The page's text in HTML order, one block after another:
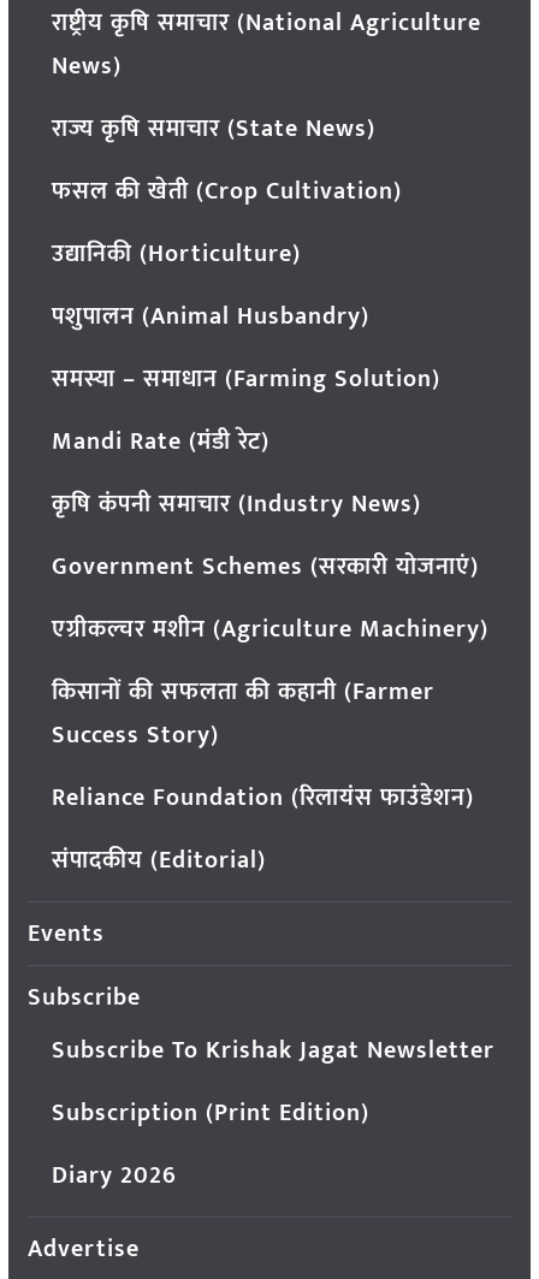
राष्ट्रीय कृषि समाचार (National Agriculture
News)
राज्य कृषि समाचार (State News)
फसल की खेती (Crop Cultivation)
उद्यानिकी (Horticulture)
पशुपालन (Animal Husbandry)
समस्या – समाधान (Farming Solution)
Mandi Rate (मंडी रेट)
कृषि कंपनी समाचार (Industry News)
Government Schemes (सरकारी योजनाएं)
एग्रीकल्चर मशीन (Agriculture Machinery)
किसानों की सफलता की कहानी (Farmer
Success Story)
Reliance Foundation (रिलायंस फाउंडेशन)
संपादकीय (Editorial)
Events
Subscribe
Subscribe To Krishak Jagat Newsletter
Subscription (Print Edition)
Diary 2026
Advertise